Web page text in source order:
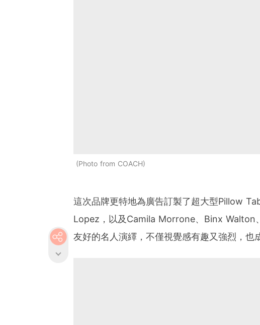
Photo from COACH
這次品牌更特地為廣告訂製了超大型Pillow
Lopez，以及Camila Morrone、Binx Walton
友好的名人演繹，不僅視覺感有趣又強烈，也